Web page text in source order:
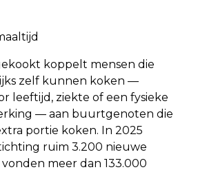
koppelt mensen die
zelf kunnen koken —
leeftijd, ziekte of een fysieke
— aan buurtgenoten die
portie koken. In 2025
ruim 3.200 nieuwe
meer dan 133.000